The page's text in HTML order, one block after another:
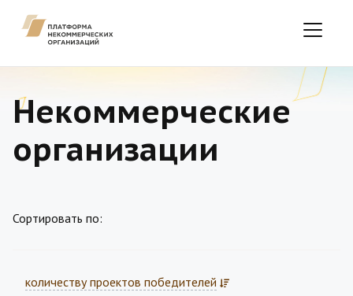
Некоммерческие
организации
Сортировать по:
количеству проектов победителей